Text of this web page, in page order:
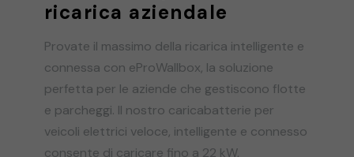
ricarica aziendale
Provate il massimo della ricarica intelligente e
connessa con eProWallbox, la soluzione
perfetta per le aziende che gestiscono flotte
e parcheggi. Il nostro caricabatterie per
veicoli elettrici veloce, intelligente e connesso
consente di caricare fino a 22 kW,